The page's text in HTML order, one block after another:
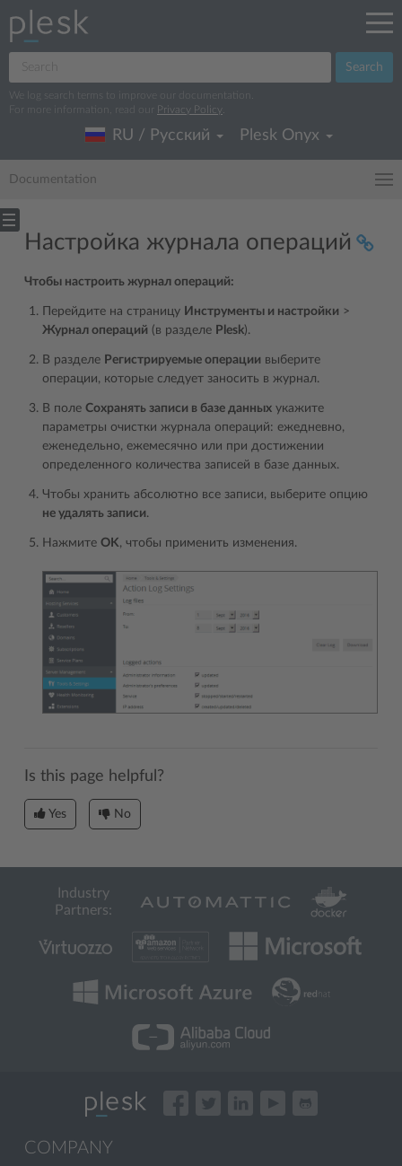
Search
We log search terms to improve our documentation.
For more information, read our
Privacy Policy
RU / Русский Plesk Onyx
Documentation
Настройка журнала операций
Чтобы настроить журнал операций:
Перейдите на страницу Инструменты и настройки >
Журнал операций (в разделе Plesk).
В разделе Регистрируемые операции выберите
операции, которые следует заносить в журнал.
В поле Сохранять записи в базе данных укажите
параметры очистки журнала операций: ежедневно,
еженедельно, ежемесячно или при достижении
определенного количества записей в базе данных.
Чтобы хранить абсолютно все записи, выберите опцию
не удалять записи.
Нажмите OK, чтобы применить изменения.
Is this page helpful?
Yes No
Industry
Partners:
COMPANY